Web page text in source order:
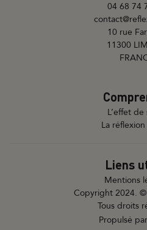
04 68 74
10 rue
11300
L’effet de
La
Liens
Mentions
Copyright 2024. ©
Tous droits
Propulsé par